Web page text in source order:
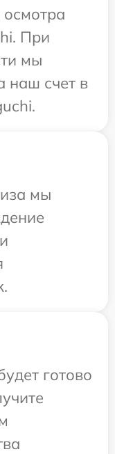
При
мы
наш счет в
мы
готово